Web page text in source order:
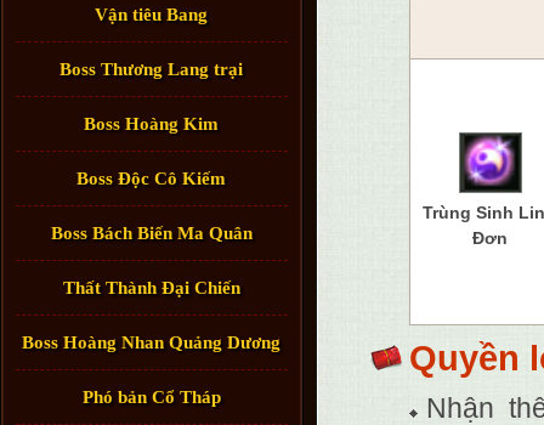
Vận tiêu Bang
Boss Thương Lang trại
Boss Hoàng Kim
Boss Độc Cô Kiếm
Boss Bách Biến Ma Quân
Thất Thành Đại Chiến
Boss Hoàng Nhan Quảng Dương
Phó bản Cổ Tháp
Trùng Sinh
Đơn
Quyền
Nhận